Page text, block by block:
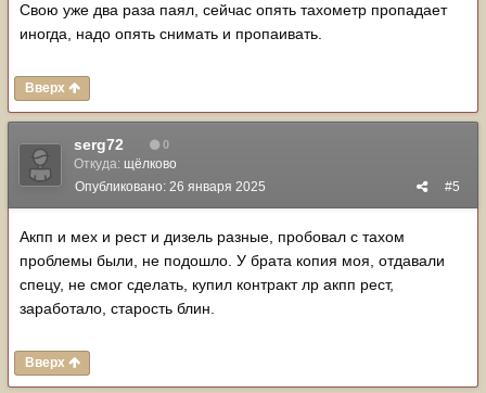
Свою уже два раза паял, сейчас опять тахометр пропадает
иногда, надо опять снимать и пропаивать.
Вверх
serg72 0
Откуда: щёлково
#5
Опубликовано: 26 января 2025
Акпп и мех и рест и дизель разные, пробовал с тахом
проблемы были, не подошло. У брата копия моя, отдавали
спецу, не смог сделать, купил контракт лр акпп рест,
заработало, старость блин.
Вверх